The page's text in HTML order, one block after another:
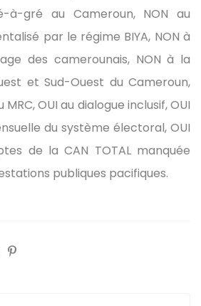
à-gré au Cameroun, NON au
par le régime BIYA, NON à
des camerounais, NON à la
et Sud-Ouest du Cameroun,
MRC, OUI au dialogue inclusif, OUI
du système électoral, OUI
de la CAN TOTAL manquée
publiques pacifiques.